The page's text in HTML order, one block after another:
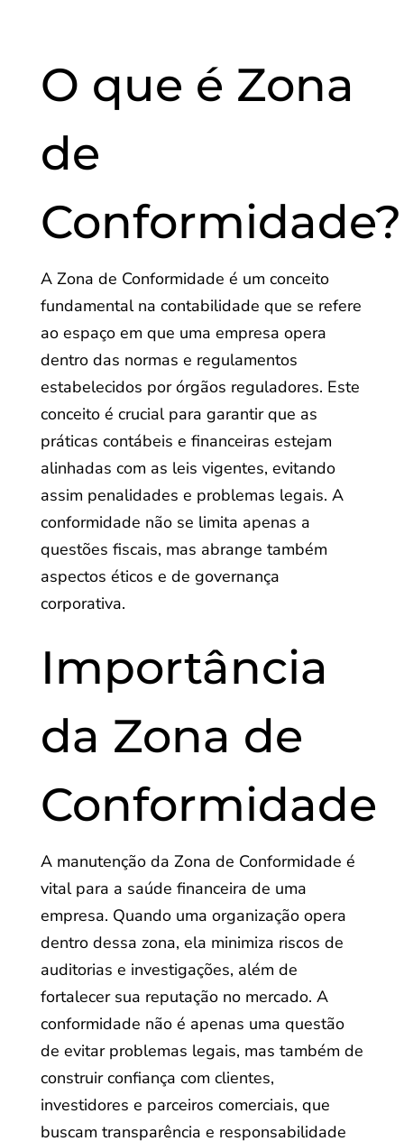
O que é Zona
de
Conformidade?
A Zona de Conformidade é um conceito
fundamental na contabilidade que se refere
ao espaço em que uma empresa opera
dentro das normas e regulamentos
estabelecidos por órgãos reguladores. Este
conceito é crucial para garantir que as
práticas contábeis e financeiras estejam
alinhadas com as leis vigentes, evitando
assim penalidades e problemas legais. A
conformidade não se limita apenas a
questões fiscais, mas abrange também
aspectos éticos e de governança
corporativa.
Importância
da Zona de
Conformidade
A manutenção da Zona de Conformidade é
vital para a saúde financeira de uma
empresa. Quando uma organização opera
dentro dessa zona, ela minimiza riscos de
auditorias e investigações, além de
fortalecer sua reputação no mercado. A
conformidade não é apenas uma questão
de evitar problemas legais, mas também de
construir confiança com clientes,
investidores e parceiros comerciais, que
buscam transparência e responsabilidade